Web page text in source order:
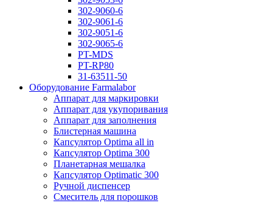
302-9060-6
302-9061-6
302-9051-6
302-9065-6
PT-MDS
PT-RP80
31-63511-50
Оборудование Farmalabor
Аппарат для маркировки
Аппарат для укупоривания
Аппарат для заполнения
Блистерная машина
Капсулятор Optima all in
Капсулятор Optima 300
Планетарная мешалка
Капсулятор Optimatic 300
Ручной диспенсер
Смеситель для порошков